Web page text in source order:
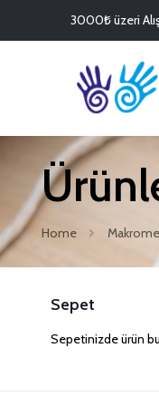
3000₺ üzeri
Home
Sepet
Sepetinizde ürün